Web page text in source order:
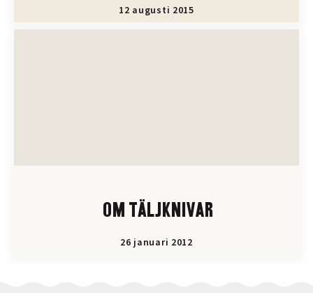
12 augusti 2015
OM TÄLJKNIVAR
26 januari 2012